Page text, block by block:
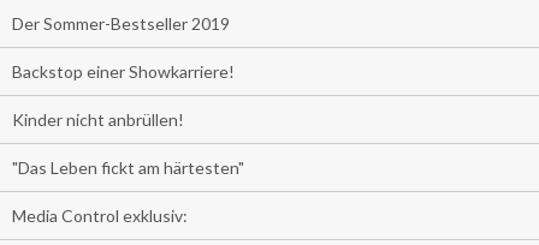
Der Sommer-Bestseller 2019
Backstop einer Showkarriere!
Kinder nicht anbrüllen!
"Das Leben fickt am härtesten"
Media Control exklusiv: